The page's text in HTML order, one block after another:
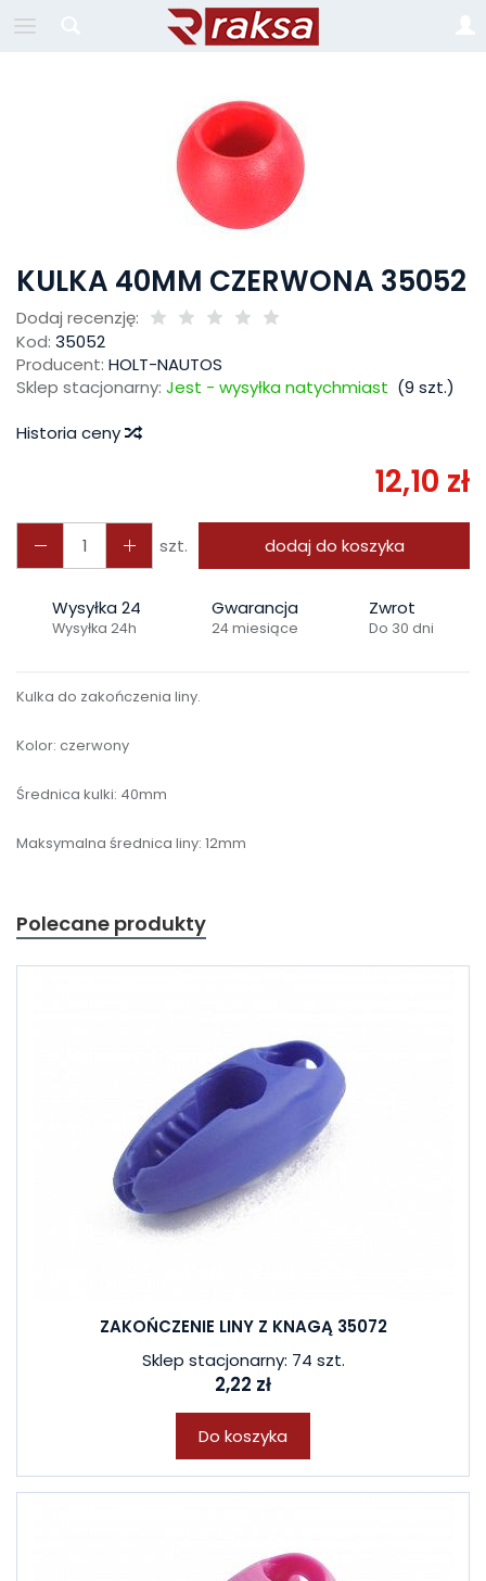
KULKA 40MM CZERWONA 35052
Dodaj recenzję:
Kod: 35052
Producent: HOLT-NAUTOS
Sklep stacjonarny: Jest - wysyłka natychmiast (9 szt.)
Historia ceny
12,10 zł
szt. dodaj do koszyka
Wysyłka 24
Wysyłka 24h
Gwarancja
24 miesiące
Zwrot
Do 30 dni
Kulka do zakończenia liny.
Kolor: czerwony
Średnica kulki: 40mm
Maksymalna średnica liny: 12mm
Polecane produkty
ZAKOŃCZENIE LINY Z KNAGĄ 35072
Sklep stacjonarny: 74 szt.
2,22 zł
Do koszyka